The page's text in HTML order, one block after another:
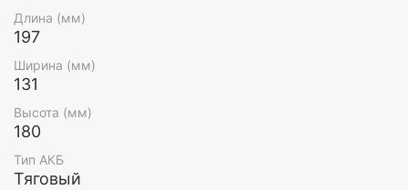
Длина (мм)
197
Ширина (мм)
131
Высота (мм)
180
Тип АКБ
Тяговый